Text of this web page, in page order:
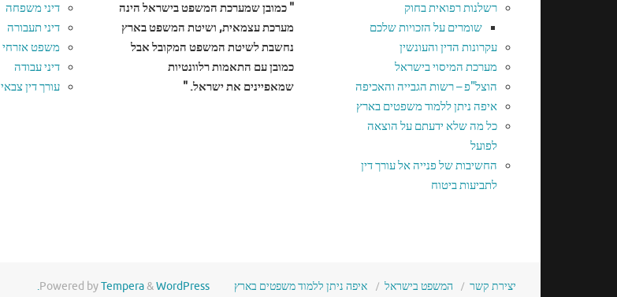
דיני משפחה
דיני תעבורה
משפט אזרחי
דיני עבודה
עורך דין צבאי
" כמובן שמערכת המשפט בישראל הינה
מערכת עצמאית, ושיטת המשפט בארץ
נחשבת לשיטת המשפט המקובל אבל
כמובן עם התאמות רלוונטיות
שמאפיינים את ישראל. "
רשלנות רפואית בחוק
שומרים על הזכויות שלכם
עקרונות הדין והעונשין
מערכת המיסוי בישראל
הוצל"פ – רשות הגבייה והאכיפה
איפה ניתן ללמוד משפטים בארץ
כל מה שלא ידעתם על הוצאה
לפועל
החשיבות של פנייה אל עורך דין
לתביעות ביטוח
יצירת קשר המשפט בישראל איפה ניתן ללמוד משפטים בארץ Powered byTempera&WordPress.